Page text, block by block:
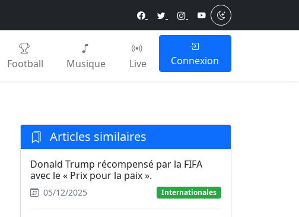
Football Musique Live Connexion
Articles similaires
Donald Trump récompensé par la FIFA
avec le « Prix pour la paix ».
05/12/2025 Internationales